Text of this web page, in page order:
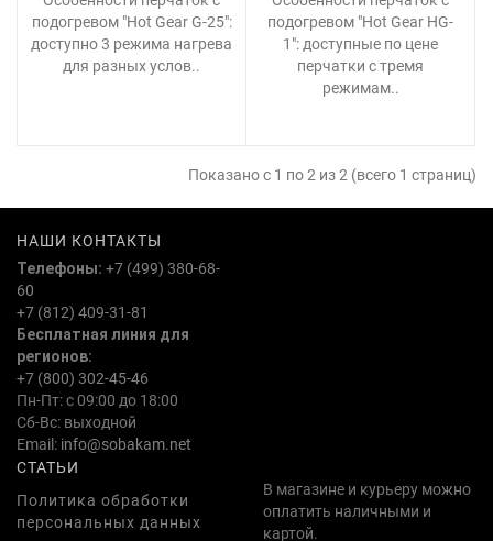
подогревом "Hot Gear G-25":
доступно 3 режима нагрева
для разных услов..
подогревом "Hot Gear HG-
1": доступные по цене
перчатки с тремя
режимам..
Показано с 1 по 2 из 2 (всего 1 страниц)
НАШИ КОНТАКТЫ
Телефоны: +7 (499) 380-68-
60
+7 (812) 409-31-81
Бесплатная линия для
регионов:
+7 (800) 302-45-46
Пн-Пт: с 09:00 до 18:00
Сб-Вс: выходной
Email: info@sobakam.net
СТАТЬИ
Политика обработки
персональных данных
В магазине и курьеру можно
оплатить наличными и
картой.